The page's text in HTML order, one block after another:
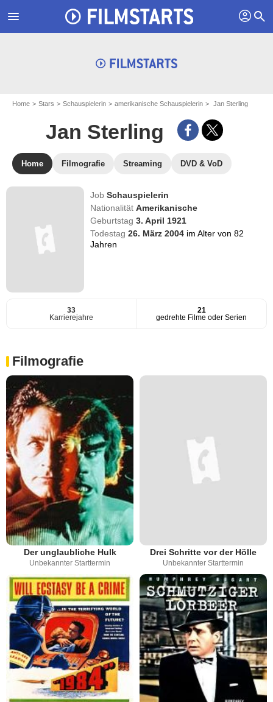
menu profil search
Home Stars Schauspielerin amerikanische Schauspielerin Jan Sterling
Jan Sterling
Home Filmografie Streaming DVD & VoD
JobSchauspielerin
NationalitätAmerikanische
Geburtstag3. April 1921
Todestag26. März 2004 im Alter von 82
Jahren
33
Karrierejahre
21
gedrehte Filme oder Serien
Filmografie
Der unglaubliche Hulk
Unbekannter Starttermin
Drei Schritte vor der Hölle
Unbekannter Starttermin